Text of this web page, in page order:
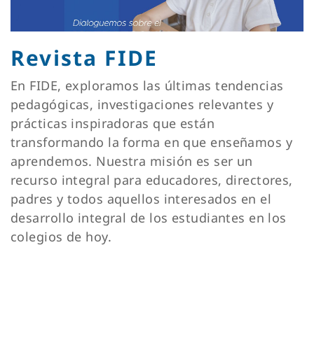
Revista FIDE
En FIDE, exploramos las últimas tendencias
pedagógicas, investigaciones relevantes y
prácticas inspiradoras que están
transformando la forma en que enseñamos y
aprendemos. Nuestra misión es ser un
recurso integral para educadores, directores,
padres y todos aquellos interesados en el
desarrollo integral de los estudiantes en los
colegios de hoy.